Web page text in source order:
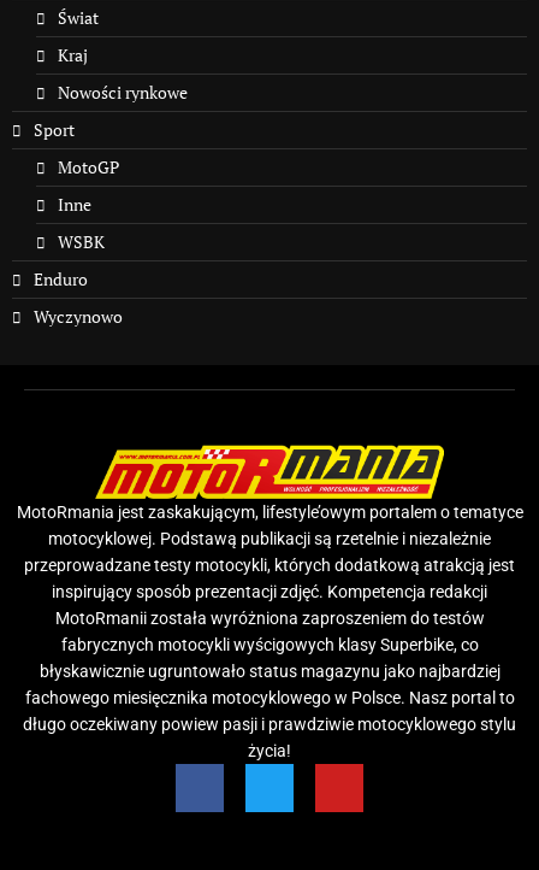
Świat
Kraj
Nowości rynkowe
Sport
MotoGP
Inne
WSBK
Enduro
Wyczynowo
MotoRmania jest zaskakującym, lifestyle’owym portalem o tematyce
motocyklowej. Podstawą publikacji są rzetelnie i niezależnie
przeprowadzane testy motocykli, których dodatkową atrakcją jest
inspirujący sposób prezentacji zdjęć. Kompetencja redakcji
MotoRmanii została wyróżniona zaproszeniem do testów
fabrycznych motocykli wyścigowych klasy Superbike, co
błyskawicznie ugruntowało status magazynu jako najbardziej
fachowego miesięcznika motocyklowego w Polsce. Nasz portal to
długo oczekiwany powiew pasji i prawdziwie motocyklowego stylu
życia!